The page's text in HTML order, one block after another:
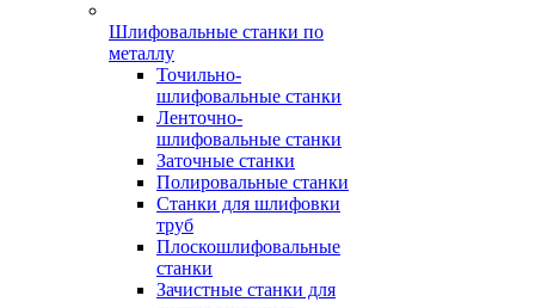
Шлифовальные станки по
металлу
Точильно-
шлифовальные станки
Ленточно-
шлифовальные станки
Заточные станки
Полировальные станки
Станки для шлифовки
труб
Плоскошлифовальные
станки
Зачистные станки для